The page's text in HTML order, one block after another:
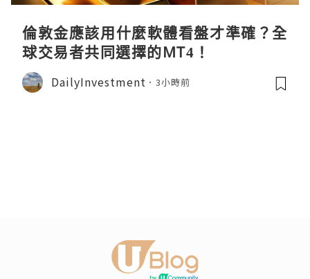
倫敦金應該用什麼軟體看盤才準確？全
球交易者共同選擇的MT4！
DailyInvestment 3小時前